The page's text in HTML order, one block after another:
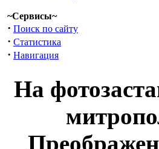
~Сервисы~
· Поиск по сайту
· Статистика
· Навигация
На